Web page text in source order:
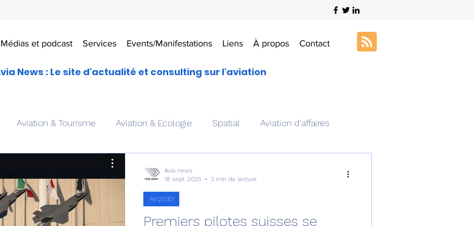
Médias et podcast Services Events/Manifestations Liens À propos Contact
News : Le site d'actualité et consulting sur l'aviation
Aviation & Tourisme Aviation & Ecologie Spatial Aviation d'affaires
Avionique & pilotage Avion expérimental
Premiers pilotes suisses se
Air2030
Avia news
18 sept. 2025
3 min de lecture